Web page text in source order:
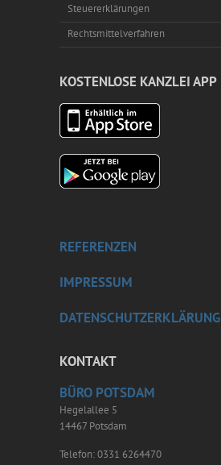
Steuererklärungen
Rechtsmittelverfahren
KOSTENLOSE KANZLEI APP
REFERENZEN
IMPRESSUM
DATENSCHUTZERKLÄRUNG
KONTAKT
BÜRO POTSDAM
Hegelallee 5
14467 Potsdam
Telefon: 0331 6264470